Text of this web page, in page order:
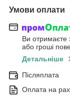
Умови оплати
Ви отримаєте
або гроші
Детальніше
Післяплата
Оплата на